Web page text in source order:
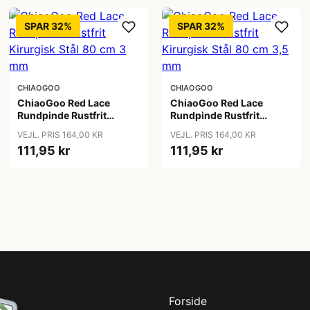
SPAR 32%
CHIAOGOO
ChiaoGoo Red Lace
Rundpinde Rustfrit
mm
VEJL. PRIS 164,00 KR
111,95 kr
SPAR 32%
CHIAOGOO
ChiaoGoo Red Lace
Rundpinde Rustfrit
mm
VEJL. PRIS 164,00 KR
111,95 kr
Forside